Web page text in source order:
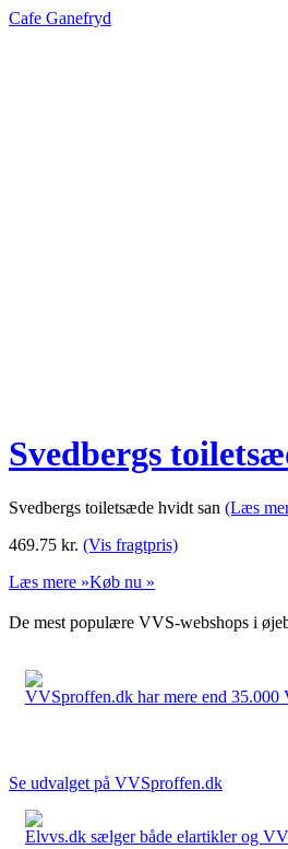
Cafe Ganefryd
Svedbergs
Svedbergs toiletsæde hvidt san (Læs
469.75 kr. (Vis fragtpris)
Læs mere »Køb nu »
De mest populære VVS-webshops i
VVSproffen.dk har mere end 35.000
Se udvalget på VVSproffen.dk
Elvvs.dk sælger både elartikler og